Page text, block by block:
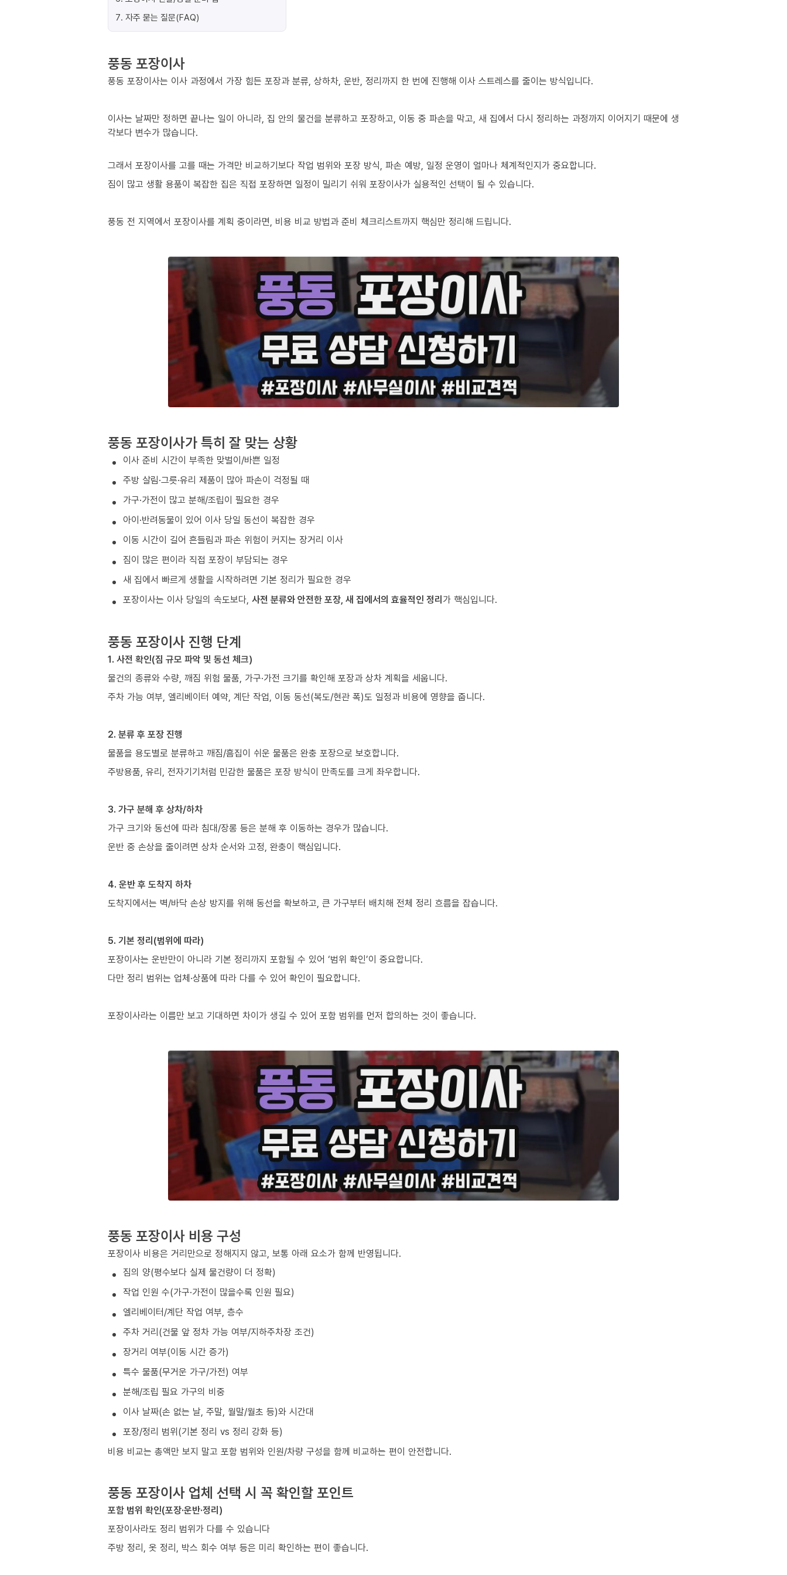
7. 자주 묻는 질문(FAQ)
풍동 포장이사
풍동 포장이사는 이사 과정에서 가장 힘든 포장과 분류, 상하차, 운반, 정리까지 한 번에 진행해 이사 스트레스를 줄이는 방식입니다.
이사는 날짜만 정하면 끝나는 일이 아니라, 집 안의 물건을 분류하고 포장하고, 이동 중 파손을 막고, 새 집에서 다시 정리하는 과정까지 이어지기 때문에 생
각보다 변수가 많습니다.
그래서 포장이사를 고를 때는 가격만 비교하기보다 작업 범위와 포장 방식, 파손 예방, 일정 운영이 얼마나 체계적인지가 중요합니다.
짐이 많고 생활 용품이 복잡한 집은 직접 포장하면 일정이 밀리기 쉬워 포장이사가 실용적인 선택이 될 수 있습니다.
풍동 전 지역에서 포장이사를 계획 중이라면, 비용 비교 방법과 준비 체크리스트까지 핵심만 정리해 드립니다.
풍동 포장이사가 특히 잘 맞는 상황
이사 준비 시간이 부족한 맞벌이/바쁜 일정
주방 살림·그릇·유리 제품이 많아 파손이 걱정될 때
가구·가전이 많고 분해/조립이 필요한 경우
아이·반려동물이 있어 이사 당일 동선이 복잡한 경우
이동 시간이 길어 흔들림과 파손 위험이 커지는 장거리 이사
짐이 많은 편이라 직접 포장이 부담되는 경우
새 집에서 빠르게 생활을 시작하려면 기본 정리가 필요한 경우
포장이사는 이사 당일의 속도보다, 사전 분류와 안전한 포장, 새 집에서의 효율적인 정리가 핵심입니다.
풍동 포장이사 진행 단계
1. 사전 확인(짐 규모 파악 및 동선 체크)
물건의 종류와 수량, 깨짐 위험 물품, 가구·가전 크기를 확인해 포장과 상차 계획을 세웁니다.
주차 가능 여부, 엘리베이터 예약, 계단 작업, 이동 동선(복도/현관 폭)도 일정과 비용에 영향을 줍니다.
2. 분류 후 포장 진행
물품을 용도별로 분류하고 깨짐/흠집이 쉬운 물품은 완충 포장으로 보호합니다.
주방용품, 유리, 전자기기처럼 민감한 물품은 포장 방식이 만족도를 크게 좌우합니다.
3. 가구 분해 후 상차/하차
가구 크기와 동선에 따라 침대/장롱 등은 분해 후 이동하는 경우가 많습니다.
운반 중 손상을 줄이려면 상차 순서와 고정, 완충이 핵심입니다.
4. 운반 후 도착지 하차
도착지에서는 벽/바닥 손상 방지를 위해 동선을 확보하고, 큰 가구부터 배치해 전체 정리 흐름을 잡습니다.
5. 기본 정리(범위에 따라)
포장이사는 운반만이 아니라 기본 정리까지 포함될 수 있어 ‘범위 확인’이 중요합니다.
다만 정리 범위는 업체·상품에 따라 다를 수 있어 확인이 필요합니다.
포장이사라는 이름만 보고 기대하면 차이가 생길 수 있어 포함 범위를 먼저 합의하는 것이 좋습니다.
풍동 포장이사 비용 구성
포장이사 비용은 거리만으로 정해지지 않고, 보통 아래 요소가 함께 반영됩니다.
짐의 양(평수보다 실제 물건량이 더 정확)
작업 인원 수(가구·가전이 많을수록 인원 필요)
엘리베이터/계단 작업 여부, 층수
주차 거리(건물 앞 정차 가능 여부/지하주차장 조건)
장거리 여부(이동 시간 증가)
특수 물품(무거운 가구/가전) 여부
분해/조립 필요 가구의 비중
이사 날짜(손 없는 날, 주말, 월말/월초 등)와 시간대
포장/정리 범위(기본 정리 vs 정리 강화 등)
비용 비교는 총액만 보지 말고 포함 범위와 인원/차량 구성을 함께 비교하는 편이 안전합니다.
풍동 포장이사 업체 선택 시 꼭 확인할 포인트
포함 범위 확인(포장·운반·정리)
포장이사라도 정리 범위가 다를 수 있습니다
주방 정리, 옷 정리, 박스 회수 여부 등은 미리 확인하는 편이 좋습니다.